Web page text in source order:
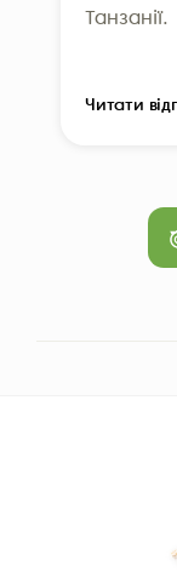
Танзанії.
Читати